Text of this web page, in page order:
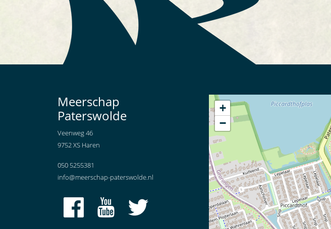
Meerschap
Paterswolde
Veenweg 46
9752 XS Haren
050 5255381
info@meerschap-paterswolde.nl
+
−